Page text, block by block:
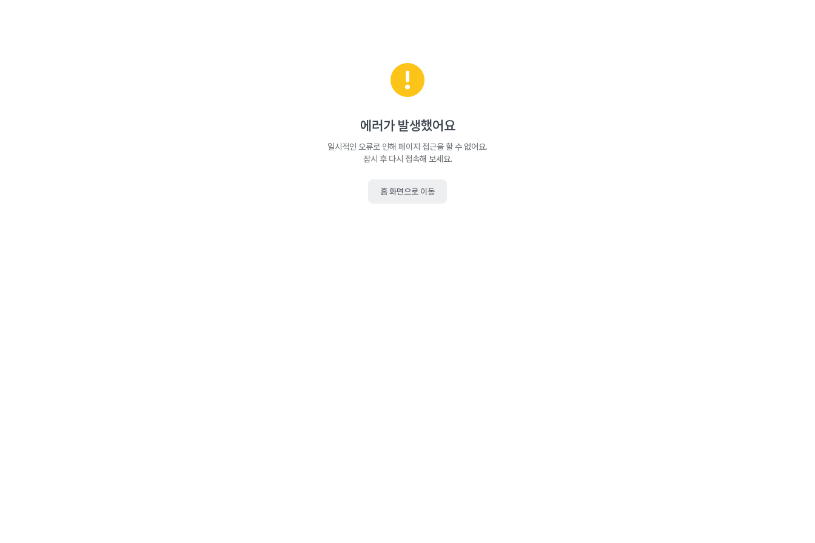
에러가 발생했어요
일시적인 오류로 인해 페이지 접근을 할 수 없어요.
잠시 후 다시 접속해 보세요.
홈 화면으로 이동